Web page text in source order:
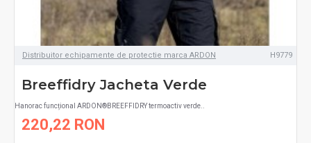
Distribuitor echipamente de protectie marca ARDON H9779
Breeffidry Jacheta Verde
Hanorac funcțional ARDON®BREEFFIDRY termoactiv verde..
220,22 RON